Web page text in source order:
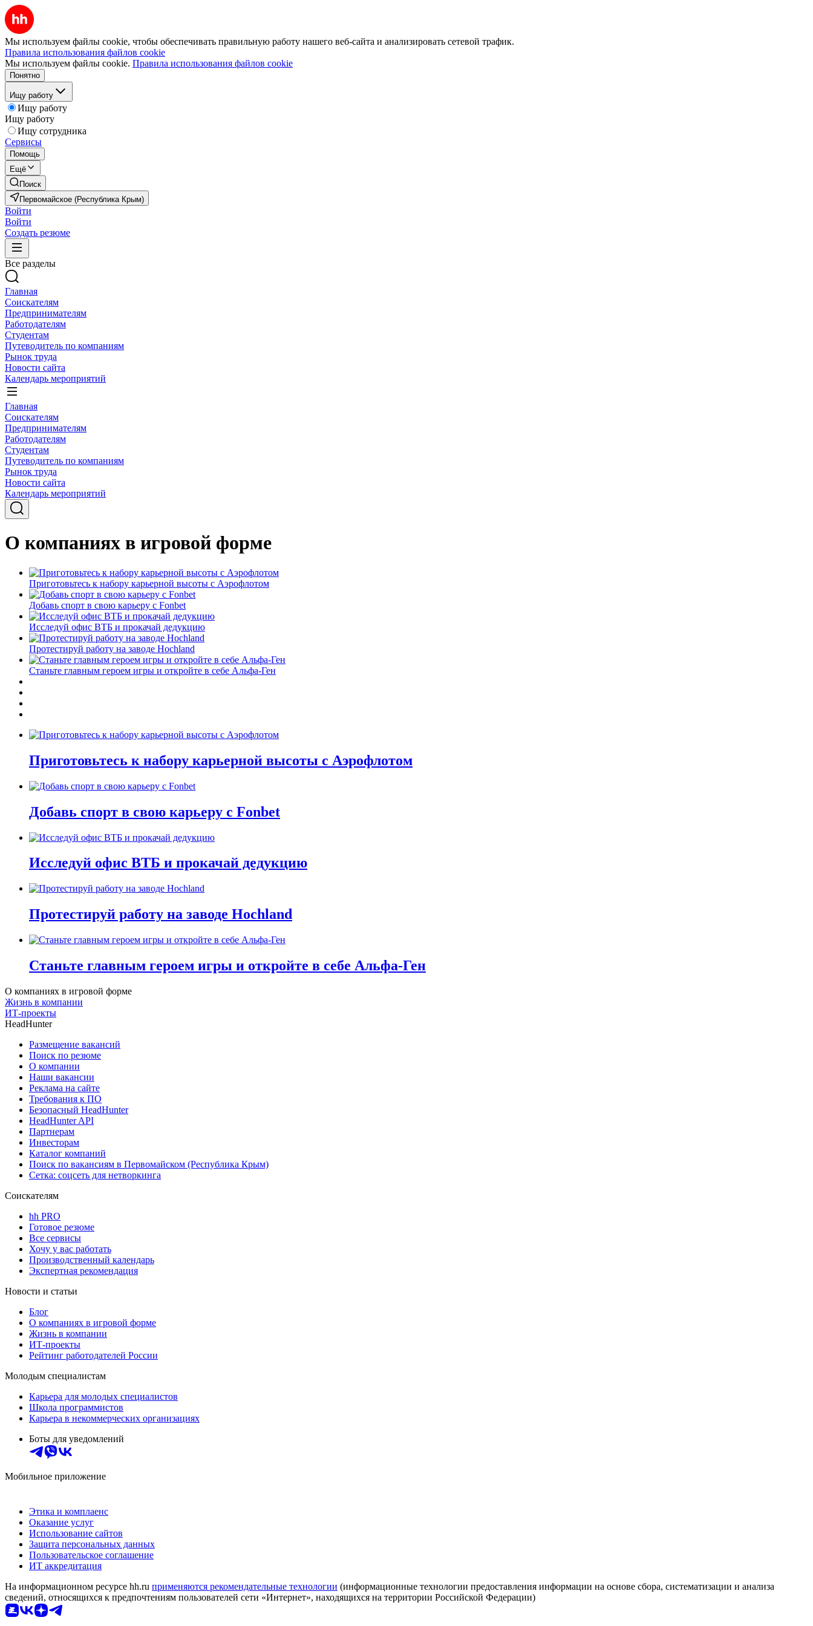
Мы используем файлы cookie, чтобы обеспечивать правильную работу нашего веб-сайта и анализировать сетевой трафик.
Правила использования файлов cookie
Мы используем файлы cookie. Правила использования файлов cookie
Понятно
Ищу работу
Ищу работу
Ищу работу
Ищу сотрудника
Сервисы
Помощь
Ещё
Поиск
Первомайское (Республика Крым)
Войти
Войти
Создать резюме
Все разделы
Главная
Соискателям
Предпринимателям
Работодателям
Студентам
Путеводитель по компаниям
Рынок труда
Новости сайта
Календарь мероприятий
Главная
Соискателям
Предпринимателям
Работодателям
Студентам
Путеводитель по компаниям
Рынок труда
Новости сайта
Календарь мероприятий
О компаниях в игровой форме
Приготовьтесь к набору карьерной высоты с Аэрофлотом
Добавь спорт в свою карьеру с Fonbet
Исследуй офис ВТБ и прокачай дедукцию
Протестируй работу на заводе Hochland
Станьте главным героем игры и откройте в себе Альфа-Ген
Приготовьтесь к набору карьерной высоты с Аэрофлотом
Добавь спорт в свою карьеру с Fonbet
Исследуй офис ВТБ и прокачай дедукцию
Протестируй работу на заводе Hochland
Станьте главным героем игры и откройте в себе Альфа-Ген
О компаниях в игровой форме
Жизнь в компании
ИТ-проекты
HeadHunter
Размещение вакансий
Поиск по резюме
О компании
Наши вакансии
Реклама на сайте
Требования к ПО
Безопасный HeadHunter
HeadHunter API
Партнерам
Инвесторам
Каталог компаний
Поиск по вакансиям в Первомайском (Республика Крым)
Сетка: соцсеть для нетворкинга
Соискателям
hh PRO
Готовое резюме
Все сервисы
Хочу у вас работать
Производственный календарь
Экспертная рекомендация
Новости и статьи
Блог
О компаниях в игровой форме
Жизнь в компании
ИТ-проекты
Рейтинг работодателей России
Молодым специалистам
Карьера для молодых специалистов
Школа программистов
Карьера в некоммерческих организациях
Боты для уведомлений
Мобильное приложение
Этика и комплаенс
Оказание услуг
Использование сайтов
Защита персональных данных
Пользовательское соглашение
ИТ аккредитация
На информационном ресурсе hh.ru применяются рекомендательные технологии (информационные технологии предоставления информации на основе сбора, систематизации и анализа
сведений, относящихся к предпочтениям пользователей сети «Интернет», находящихся на территории Российской Федерации)